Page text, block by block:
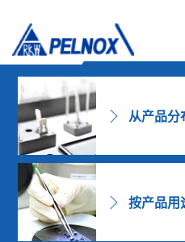
PELNOX！
～您专属的配方改性专家～
从产品分
按产品用